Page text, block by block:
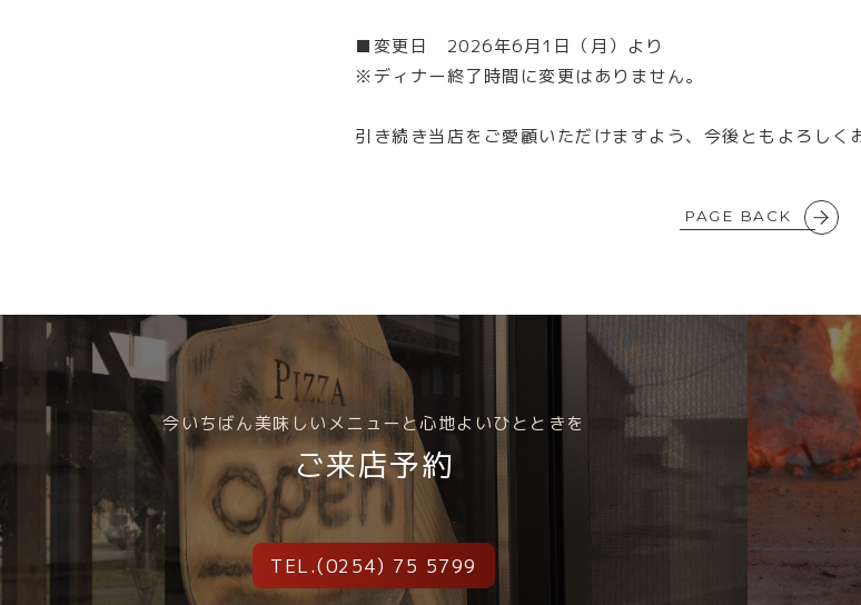
■変更日 2026年6月1日（月）より
※ディナー終了時間に変更はありません。
引き続き当店をご愛顧いただけますよう、今後ともよろしく
PAGE BACK
今いちばん美味しいメニューと心地よいひとときを
ご来店予約
TEL.(0254) 75 5799